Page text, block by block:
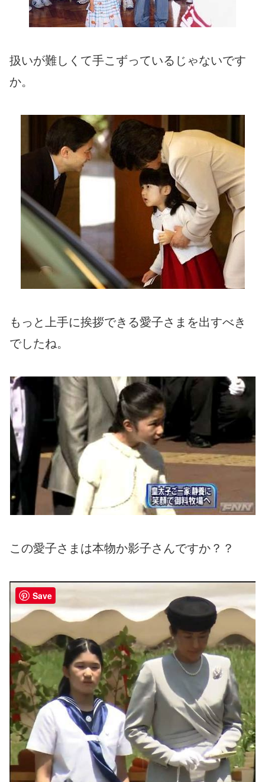
扱いが難しくて手こずっているじゃないです
か。
もっと上手に挨拶できる愛子さまを出すべき
でしたね。
この愛子さまは本物か影子さんですか？？
Save